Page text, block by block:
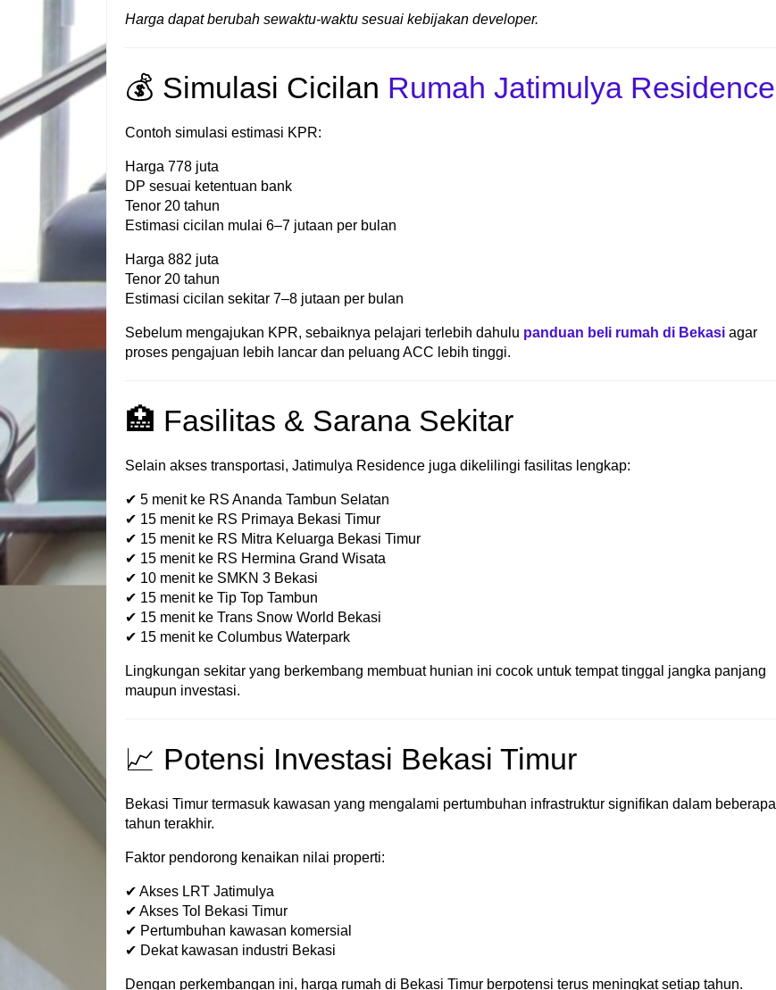
Harga dapat berubah sewaktu-waktu sesuai kebijakan developer.
💰 Simulasi Cicilan Rumah Jatimulya Residence
Contoh simulasi estimasi KPR:
Harga 778 juta
DP sesuai ketentuan bank
Tenor 20 tahun
Estimasi cicilan mulai 6–7 jutaan per bulan
Harga 882 juta
Tenor 20 tahun
Estimasi cicilan sekitar 7–8 jutaan per bulan
Sebelum mengajukan KPR, sebaiknya pelajari terlebih dahulu panduan beli rumah di Bekasi agar
proses pengajuan lebih lancar dan peluang ACC lebih tinggi.
🏥 Fasilitas & Sarana Sekitar
Selain akses transportasi, Jatimulya Residence juga dikelilingi fasilitas lengkap:
✔ 5 menit ke RS Ananda Tambun Selatan
✔ 15 menit ke RS Primaya Bekasi Timur
✔ 15 menit ke RS Mitra Keluarga Bekasi Timur
✔ 15 menit ke RS Hermina Grand Wisata
✔ 10 menit ke SMKN 3 Bekasi
✔ 15 menit ke Tip Top Tambun
✔ 15 menit ke Trans Snow World Bekasi
✔ 15 menit ke Columbus Waterpark
Lingkungan sekitar yang berkembang membuat hunian ini cocok untuk tempat tinggal jangka panjang
maupun investasi.
📈 Potensi Investasi Bekasi Timur
Bekasi Timur termasuk kawasan yang mengalami pertumbuhan infrastruktur signifikan dalam beberapa
tahun terakhir.
Faktor pendorong kenaikan nilai properti:
✔ Akses LRT Jatimulya
✔ Akses Tol Bekasi Timur
✔ Pertumbuhan kawasan komersial
✔ Dekat kawasan industri Bekasi
Dengan perkembangan ini, harga rumah di Bekasi Timur berpotensi terus meningkat setiap tahun.